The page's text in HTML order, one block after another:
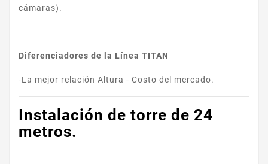
cámaras).
Diferenciadores de la Línea TITAN
-La mejor relación Altura - Costo del mercado.
Instalación de torre de 24
metros.